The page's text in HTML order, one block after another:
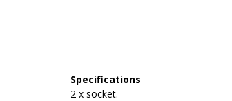
Specifications
2 x socket.